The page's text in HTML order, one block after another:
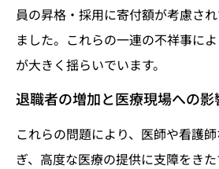
員の昇格・採用に寄付額が考慮さ
ました。これらの一連の不祥事に
が大きく揺らいでいます。
退職者の増加と医療現場への影
これらの問題により、医師や看護
ぎ、高度な医療の提供に支障をき